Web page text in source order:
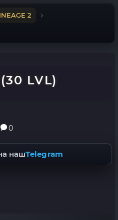
2
LVL)
0
нашTelegram